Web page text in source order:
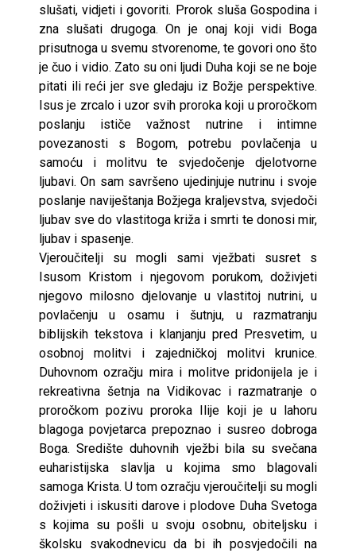
slušati, vidjeti i govoriti. Prorok sluša Gospodina i
zna slušati drugoga. On je onaj koji vidi Boga
prisutnoga u svemu stvorenome, te govori ono što
je čuo i vidio. Zato su oni ljudi Duha koji se ne boje
pitati ili reći jer sve gledaju iz Božje perspektive.
Isus je zrcalo i uzor svih proroka koji u proročkom
poslanju ističe važnost nutrine i intimne
povezanosti s Bogom, potrebu povlačenja u
samoću i molitvu te svjedočenje djelotvorne
ljubavi. On sam savršeno ujedinjuje nutrinu i svoje
poslanje naviještanja Božjega kraljevstva, svjedoči
ljubav sve do vlastitoga križa i smrti te donosi mir,
ljubav i spasenje.
Vjeroučitelji su mogli sami vježbati susret s
Isusom Kristom i njegovom porukom, doživjeti
njegovo milosno djelovanje u vlastitoj nutrini, u
povlačenju u osamu i šutnju, u razmatranju
biblijskih tekstova i klanjanju pred Presvetim, u
osobnoj molitvi i zajedničkoj molitvi krunice.
Duhovnom ozračju mira i molitve pridonijela je i
rekreativna šetnja na Vidikovac i razmatranje o
proročkom pozivu proroka Ilije koji je u lahoru
blagoga povjetarca prepoznao i susreo dobroga
Boga. Središte duhovnih vježbi bila su svečana
euharistijska slavlja u kojima smo blagovali
samoga Krista. U tom ozračju vjeroučitelji su mogli
doživjeti i iskusiti darove i plodove Duha Svetoga
s kojima su pošli u svoju osobnu, obiteljsku i
školsku svakodnevicu da bi ih posvjedočili na